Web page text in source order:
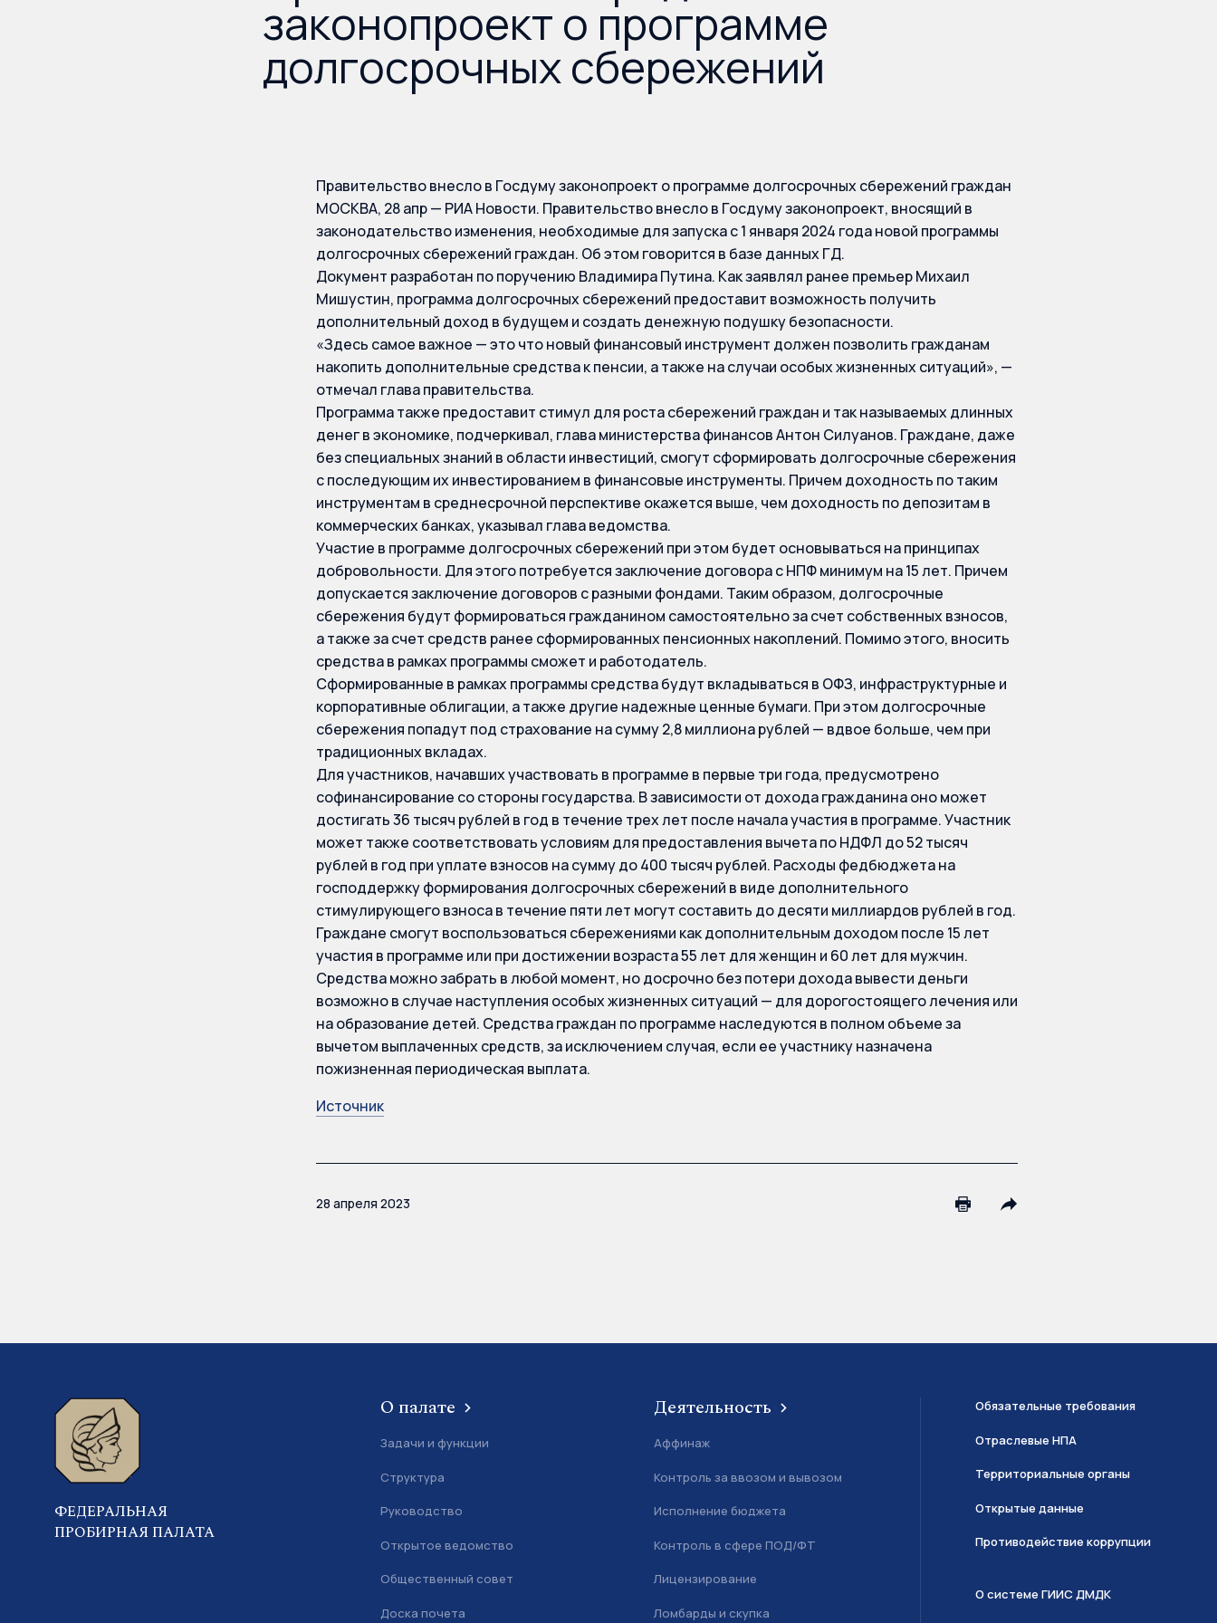
законопроект о программе
долгосрочных сбережений
Правительство внесло в Госдуму законопроект о программе долгосрочных сбережений граждан
МОСКВА, 28 апр — РИА Новости. Правительство внесло в Госдуму законопроект, вносящий в
законодательство изменения, необходимые для запуска с 1 января 2024 года новой программы
долгосрочных сбережений граждан. Об этом говорится в базе данных ГД.
Документ разработан по поручению Владимира Путина. Как заявлял ранее премьер Михаил
Мишустин, программа долгосрочных сбережений предоставит возможность получить
дополнительный доход в будущем и создать денежную подушку безопасности.
«Здесь самое важное — это что новый финансовый инструмент должен позволить гражданам
накопить дополнительные средства к пенсии, а также на случаи особых жизненных ситуаций», —
отмечал глава правительства.
Программа также предоставит стимул для роста сбережений граждан и так называемых длинных
денег в экономике, подчеркивал, глава министерства финансов Антон Силуанов. Граждане, даже
без специальных знаний в области инвестиций, смогут сформировать долгосрочные сбережения
с последующим их инвестированием в финансовые инструменты. Причем доходность по таким
инструментам в среднесрочной перспективе окажется выше, чем доходность по депозитам в
коммерческих банках, указывал глава ведомства.
Участие в программе долгосрочных сбережений при этом будет основываться на принципах
добровольности. Для этого потребуется заключение договора с НПФ минимум на 15 лет. Причем
допускается заключение договоров с разными фондами. Таким образом, долгосрочные
сбережения будут формироваться гражданином самостоятельно за счет собственных взносов,
а также за счет средств ранее сформированных пенсионных накоплений. Помимо этого, вносить
средства в рамках программы сможет и работодатель.
Сформированные в рамках программы средства будут вкладываться в ОФЗ, инфраструктурные и
корпоративные облигации, а также другие надежные ценные бумаги. При этом долгосрочные
сбережения попадут под страхование на сумму 2,8 миллиона рублей — вдвое больше, чем при
традиционных вкладах.
Для участников, начавших участвовать в программе в первые три года, предусмотрено
софинансирование со стороны государства. В зависимости от дохода гражданина оно может
достигать 36 тысяч рублей в год в течение трех лет после начала участия в программе. Участник
может также соответствовать условиям для предоставления вычета по НДФЛ до 52 тысяч
рублей в год при уплате взносов на сумму до 400 тысяч рублей. Расходы федбюджета на
господдержку формирования долгосрочных сбережений в виде дополнительного
стимулирующего взноса в течение пяти лет могут составить до десяти миллиардов рублей в год.
Граждане смогут воспользоваться сбережениями как дополнительным доходом после 15 лет
участия в программе или при достижении возраста 55 лет для женщин и 60 лет для мужчин.
Средства можно забрать в любой момент, но досрочно без потери дохода вывести деньги
возможно в случае наступления особых жизненных ситуаций — для дорогостоящего лечения или
на образование детей. Средства граждан по программе наследуются в полном объеме за
вычетом выплаченных средств, за исключением случая, если ее участнику назначена
пожизненная периодическая выплата.
Источник
28 апреля 2023
ФЕДЕРАЛЬНАЯ
ПРОБИРНАЯ ПАЛАТА
О палате
Задачи и функции
Структура
Руководство
Открытое ведомство
Общественный совет
Доска почета
Деятельность
Аффинаж
Контроль за ввозом и вывозом
Исполнение бюджета
Контроль в сфере ПОД/ФТ
Лицензирование
Ломбарды и скупка
Обязательные требования
Отраслевые НПА
Территориальные органы
Открытые данные
Противодействие коррупции
О системе ГИИС ДМДК